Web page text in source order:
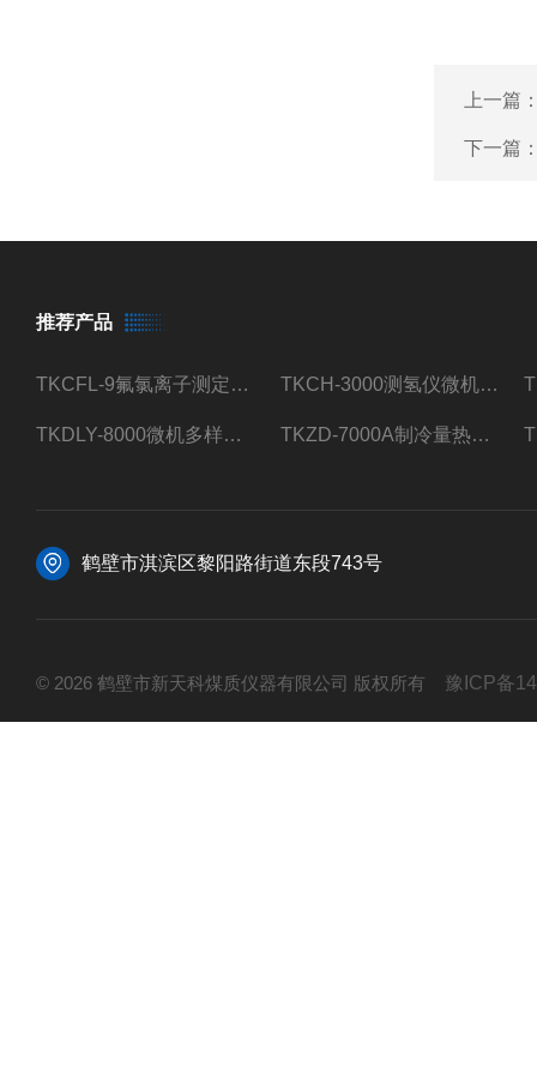
上一篇
下一篇
推荐产品
TKCFL-9氟氯离子测定仪自动煤质检测 TKCH-3000测氢仪微机氢元素测定煤质检测
TKDLY-8000微机多样测硫仪自动定硫仪化验室硫含量测定 TKZD-7000A制冷量热仪自动升降热值仪煤质检测
鹤壁市淇滨区黎阳路街道东段743号
© 2026 鹤壁市新天科煤质仪器有限公司 版权所有 豫ICP备